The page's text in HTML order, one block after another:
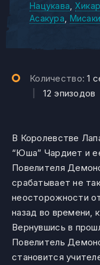
Нацукава
Асакура
Количество:1
|12 эпизодов
В Королевстве
“Юша” Чардиет и
Повелителя
срабатывает не
неосторожности
назад во времени,
Вернувшись в
Повелитель
становится